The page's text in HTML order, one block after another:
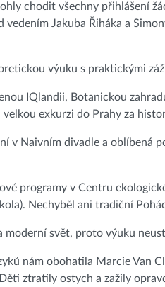
chodit všechny přihlášení
Jakuba Řiháka a
výuku s praktickými
IQlandii, Botanickou
exkurzi do Prahy za
v Naivním divadle a oblíbená
programy v Centru
Nechyběl ani tradiční
moderní svět, proto výuku
nám obohatila Marcie Van
ztratily ostych a zažily